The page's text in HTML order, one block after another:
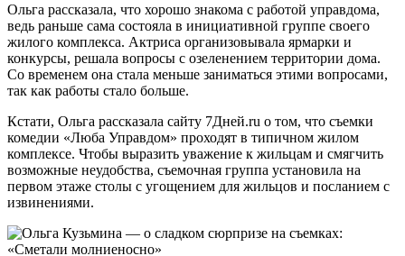
Ольга рассказала, что хорошо знакома с работой управдома,
ведь раньше сама состояла в инициативной группе своего
жилого комплекса. Актриса организовывала ярмарки и
конкурсы, решала вопросы с озеленением территории дома.
Со временем она стала меньше заниматься этими вопросами,
так как работы стало больше.
Кстати, Ольга рассказала сайту 7Дней.ru о том, что съемки
комедии «Люба Управдом» проходят в типичном жилом
комплексе. Чтобы выразить уважение к жильцам и смягчить
возможные неудобства, съемочная группа установила на
первом этаже столы с угощением для жильцов и посланием с
извинениями.